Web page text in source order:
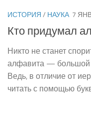
ИСТОРИЯ / НАУКА 7
Кто придумал
Никто не станет
алфавита — большой
Ведь, в отличие от
читать с помощью